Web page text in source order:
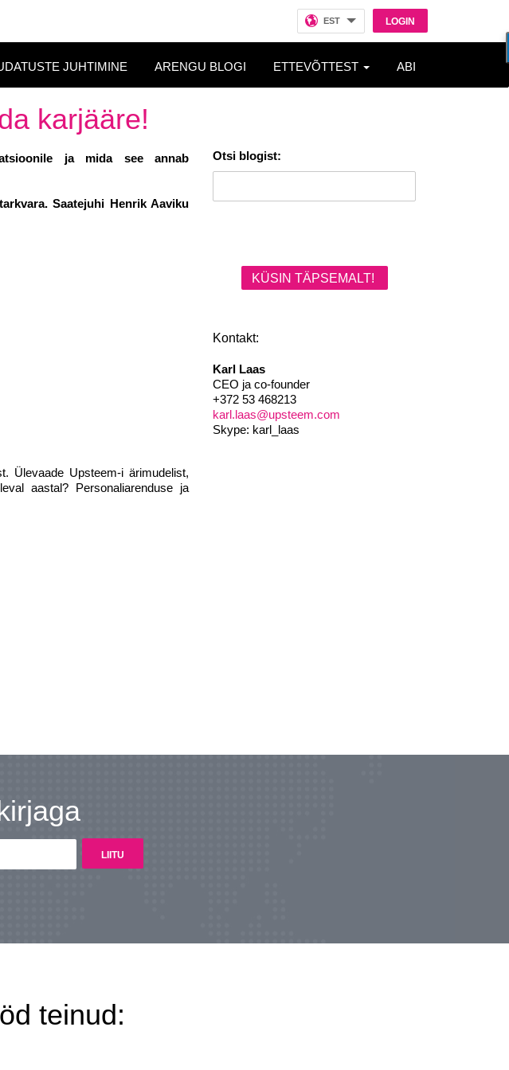
LOGIN
EST
JUHTIMINE ARENGU BLOGI ETTEVÕTTEST ABI
karjääre!
ja mida see annab
Saatejuhi Henrik Aaviku
Ülevaade Upsteem-i ärimudelist,
aastal? Personaliarenduse ja
Otsi blogist:
KÜSIN TÄPSEMALT!
Kontakt:
Karl Laas
CEO ja co-founder
+372 53 468213
karl.laas@upsteem.com
Skype: karl_laas
teinud: